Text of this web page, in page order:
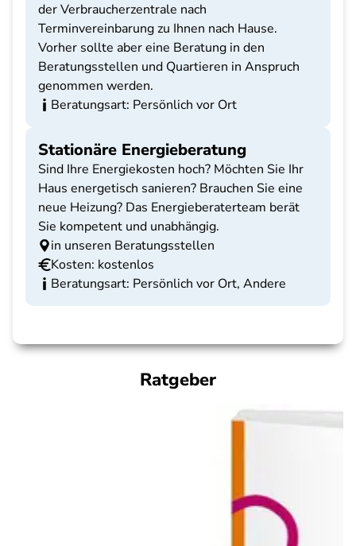
der Verbraucherzentrale nach
Terminvereinbarung zu Ihnen nach Hause.
Vorher sollte aber eine Beratung in den
Beratungsstellen und Quartieren in Anspruch
genommen werden.
Beratungsart: Persönlich vor Ort
Stationäre Energieberatung
Sind Ihre Energiekosten hoch? Möchten Sie Ihr
Haus energetisch sanieren? Brauchen Sie eine
neue Heizung? Das Energieberaterteam berät
Sie kompetent und unabhängig.
in unseren Beratungsstellen
Kosten: kostenlos
Beratungsart: Persönlich vor Ort, Andere
Ratgeber